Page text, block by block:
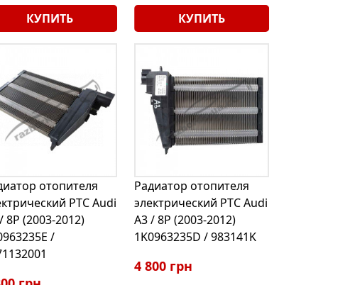
КУПИТЬ КУПИТЬ
отопителя
PTC Audi
8P (2003-2012)
/
Радиатор отопителя
электрический PТС Audi
A3 / 8P (2003-2012)
1K0963235D / 983141K
4 800 грн